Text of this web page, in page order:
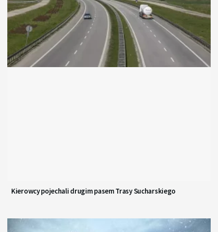
Kierowcy pojechali drugim pasem Trasy Sucharskiego